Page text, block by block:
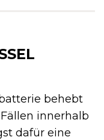
behebt
innerhalb
dafür eine